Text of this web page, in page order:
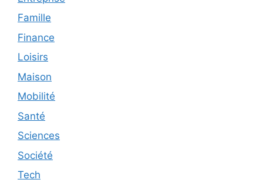
Famille
Finance
Loisirs
Maison
Mobilité
Santé
Sciences
Société
Tech